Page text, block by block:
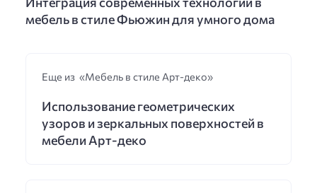
мебель в стиле Фьюжин для умного дома
Еще из «Мебель в стиле Арт-деко»
Использование геометрических
узоров и зеркальных поверхностей в
мебели Арт-деко